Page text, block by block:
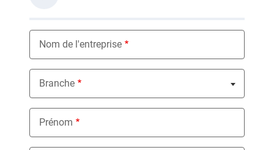
Nom de l'entreprise
Branche
Nothing selected
Prénom